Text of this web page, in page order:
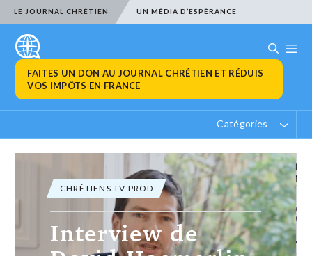
LE JOURNAL CHRÉTIEN UN MÉDIA D’ESPÉRANCE
FAITES UN DON AU JOURNAL CHRÉTIEN ET RÉDUIS
VOS IMPÔTS EN FRANCE
Catégories
ACTUALITÉ CHRÉTIENNE